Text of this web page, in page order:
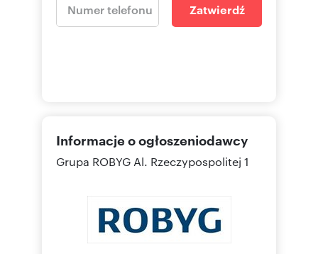
Zatwierdź
Informacje o ogłoszeniodawcy
Grupa ROBYG Al. Rzeczypospolitej 1